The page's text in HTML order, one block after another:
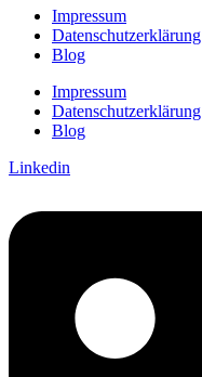
Impressum
Datenschutzerklärung
Blog
Impressum
Datenschutzerklärung
Blog
Linkedin